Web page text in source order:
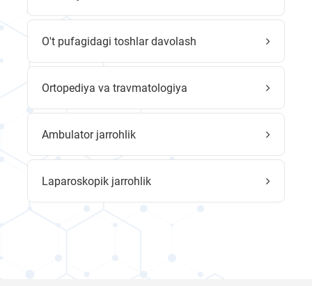
O't pufagidagi toshlar davolash
Ortopediya va travmatologiya
Ambulator jarrohlik
Laparoskopik jarrohlik